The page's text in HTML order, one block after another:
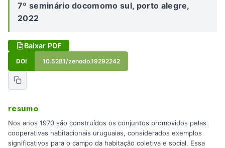
7º seminário docomomo sul, porto alegre,
2022
Baixar PDF
DOI 10.5281/zenodo.19292242
resumo
Nos anos 1970 são construídos os conjuntos promovidos pelas
cooperativas habitacionais uruguaias, considerados exemplos
significativos para o campo da habitação coletiva e social. Essa